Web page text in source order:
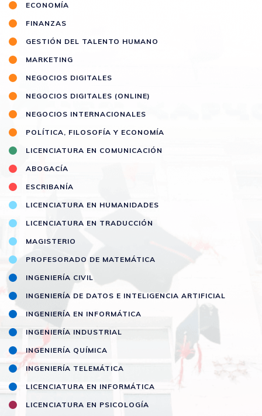
ECONOMÍA
FINANZAS
GESTIÓN DEL TALENTO HUMANO
MARKETING
NEGOCIOS DIGITALES
NEGOCIOS DIGITALES (ONLINE)
NEGOCIOS INTERNACIONALES
POLÍTICA, FILOSOFÍA Y ECONOMÍA
LICENCIATURA EN COMUNICACIÓN
ABOGACÍA
ESCRIBANÍA
LICENCIATURA EN HUMANIDADES
LICENCIATURA EN TRADUCCIÓN
MAGISTERIO
PROFESORADO DE MATEMÁTICA
INGENIERÍA CIVIL
INGENIERÍA DE DATOS E INTELIGENCIA ARTIFICIAL
INGENIERÍA EN INFORMÁTICA
INGENIERÍA INDUSTRIAL
INGENIERÍA QUÍMICA
INGENIERÍA TELEMÁTICA
LICENCIATURA EN INFORMÁTICA
LICENCIATURA EN PSICOLOGÍA